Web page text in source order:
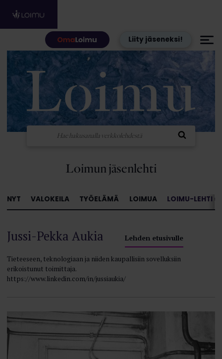
Liity jäseneksi!
Loimun jäsenlehti
NYT VALOKEILA TYÖELÄMÄ LOIMUA LOIMU-LEHTI »
Jussi-Pekka Aukia Lehden etusivulle
Tieteeseen, teknologiaan ja niiden kaupallisiin sovelluksiin
erikoistunut toimittaja.
https://www.linkedin.com/in/jussiaukia/